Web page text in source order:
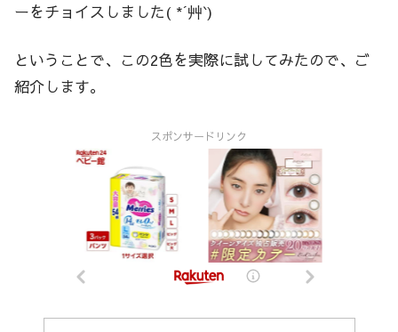
ーをチョイスしました( *´艸`)
ということで、この2色を実際に試してみたので、ご
紹介します。
スポンサードリンク